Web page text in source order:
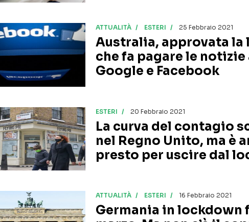
ATTUALITÀ ESTERI 25 Febbraio 2021
Australia, approvata la
che fa pagare le notizie
Google e Facebook
ESTERI 20 Febbraio 2021
La curva del contagio
nel Regno Unito, ma è
presto per uscire dal
ATTUALITÀ ESTERI 16 Febbraio 2021
Germania in lockdown